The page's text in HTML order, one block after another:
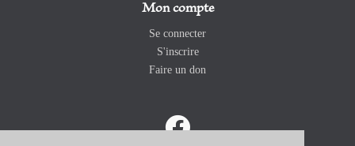
Mon compte
Se connecter
S'inscrire
Faire un don